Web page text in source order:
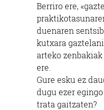
Berriro ere,
duenaren
kutxara
arteko
ere.
Gure esku ez
dugu ezer
trata gaitzaten?